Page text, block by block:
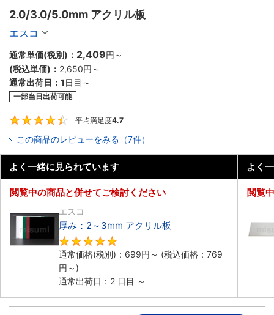
2.0/3.0/5.0mm アクリル板
エスコ
通常単価(税別)： 2,409円 ～
(税込単価)： 2,650円 ～
通常出荷日： 1日目～
一部当日出荷可能
平均満足度4.7
この商品のレビューをみる（7件）
よく一緒に見られています
閲覧中の商品と併せてご検討ください
エスコ
厚み：2～3mm アクリル板
通常価格(税別)： 699円 ～ (税込価格： 769
円 ～)
通常出荷日：2 日目 ～
よく
閲覧